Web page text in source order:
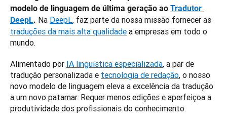
modelo de linguagem de última geração ao Tradutor
DeepL. Na DeepL
traduções da mais alta qualidade a empresas em todo o
mundo.
Alimentado por IA linguística especializada, a par de
tradução personalizada e tecnologia de redação, o nosso
novo modelo de linguagem eleva a excelência da tradução
a um novo patamar. Requer menos edições e aperfeiçoa a
produtividade dos profissionais do conhecimento.